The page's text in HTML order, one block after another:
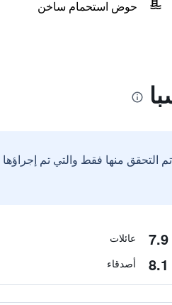
حوض استحمام ساخن
التحقق منها فقط والتي تم
7.9 عائلات
8.1 أصدقاء